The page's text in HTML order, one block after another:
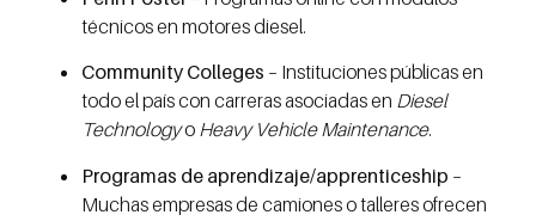
técnicos en motores diesel.
Community Colleges – Instituciones públicas en
todo el país con carreras asociadas en Diesel
Technologyo Heavy Vehicle Maintenance.
Programas de aprendizaje/apprenticeship –
Muchas empresas de camiones o talleres ofrecen